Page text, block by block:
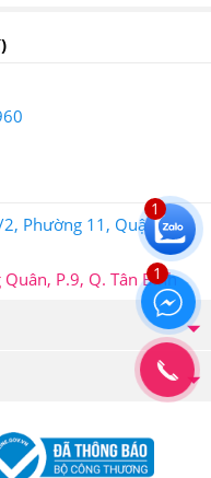
Cân An Toàn
điện tử SMS để đảm
được mã số của
soạn tin nhắn theo
đến 7039 để được
số gửi đi thì tổng đài sẽ
sản phẩm bạn vừa
Phường 11, Quận 10,
P.9, Q. Tân Bình
1
1